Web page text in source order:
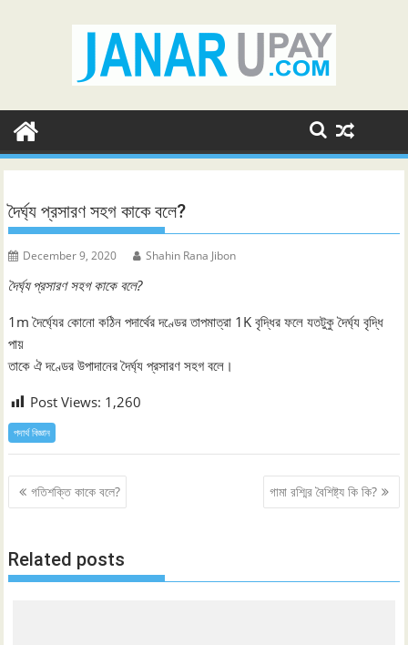
দৈর্ঘ্য প্রসারণ সহগ কাকে বলে?
December 9, 2020 Shahin Rana Jibon
দৈর্ঘ্য প্রসারণ সহগ কাকে বলে?
1m দৈর্ঘ্যের কোনো কঠিন পদার্থের দণ্ডের তাপমাত্রা 1K বৃদ্ধির ফলে যতটুকু দৈর্ঘ্য বৃদ্ধি
পায়
তাকে ঐ দণ্ডের উপাদানের দৈর্ঘ্য প্রসারণ সহগ বলে।
Post Views: 1,260
পদার্থ বিজ্ঞান
Post
navigation
গতিশক্তি কাকে বলে? গামা রশ্মির বৈশিষ্ট্য কি কি?
Related posts